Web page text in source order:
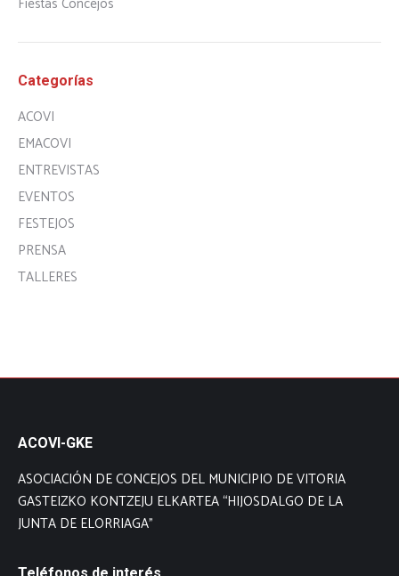
Categorías
ACOVI
EMACOVI
ENTREVISTAS
EVENTOS
FESTEJOS
PRENSA
TALLERES
ACOVI-GKE
ASOCIACIÓN DE CONCEJOS DEL MUNICIPIO DE VITORIA
GASTEIZKO KONTZEJU ELKARTEA “HIJOSDALGO DE LA
JUNTA DE ELORRIAGA”